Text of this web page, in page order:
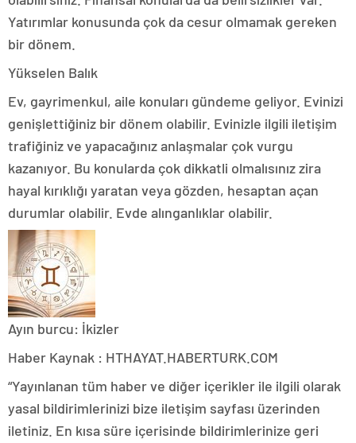
Yatırımlar konusunda çok da cesur olmamak gereken
bir dönem.
Yükselen Balık
Ev, gayrimenkul, aile konuları gündeme geliyor. Evinizi
genişlettiğiniz bir dönem olabilir. Evinizle ilgili iletişim
trafiğiniz ve yapacağınız anlaşmalar çok vurgu
kazanıyor. Bu konularda çok dikkatli olmalısınız zira
hayal kırıklığı yaratan veya gözden, hesaptan açan
durumlar olabilir. Evde alınganlıklar olabilir.
Ayın burcu: İkizler
Haber Kaynak : HTHAYAT.HABERTURK.COM
“Yayınlanan tüm haber ve diğer içerikler ile ilgili olarak
yasal bildirimlerinizi bize iletişim sayfası üzerinden
iletiniz. En kısa süre içerisinde bildirimlerinize geri